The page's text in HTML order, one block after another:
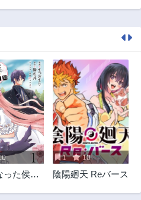
第21.2話
第18話
3ヶ月前
第16話
3ヶ月前
第14話
3ヶ月前
第12話
3ヶ月前
第10話
った侯爵
1 10
陰陽廻天 Reバース